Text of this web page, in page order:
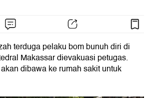
terduga pelaku bom bunuh diri di
Makassar dievakuasi petugas.
dibawa ke rumah sakit untuk